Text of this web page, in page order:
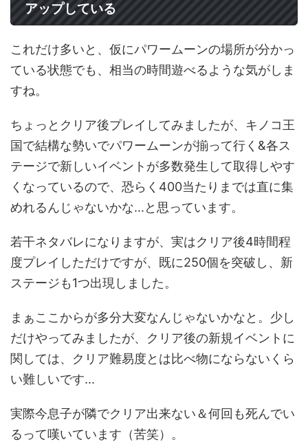
アップしている
これだけ多いと、仮にパワームーンの場所が分かっ
ている状態でも、相当の時間遊べるような気がしま
すね。
ちょっとクリア後プレイしてみましたが、キノコ王
国で結構な勢いでパワームーンが揃って行く&各ス
テージで新しいイベントが多数発生して取得しやす
くなっているので、恐らく400当たりまでは直に集
めれるんじゃないかな...と思っています。
若干ネタバレになりますが、実はクリア後4時間程
度プレイしただけですが、既に250個を突破し、新
ステージも1つ出現しました。
まぁここからが多分大変なんじゃないかなと。少し
だけやってみましたが、クリア後の新規イベントに
関しては、クリア難易度とは比べ物にならないくら
い難しいです...
実際今息子が隣でクリア出来ない＆何回も死んでい
るって嘆いています（苦笑）。